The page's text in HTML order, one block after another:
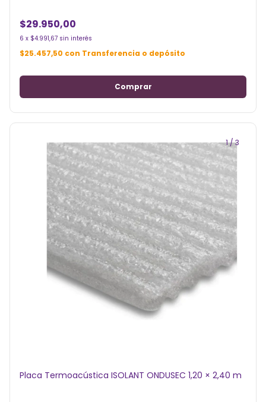
$29.950,00
6 x $4.991,67 sin interés
$25.457,50 con Transferencia o depósito
1/3
Placa Termoacústica ISOLANT ONDUSEC 1,20 × 2,40 m